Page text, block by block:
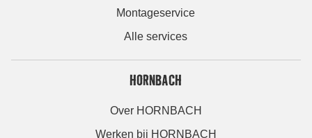
Montageservice
Alle services
HORNBACH
Over HORNBACH
Werken bij HORNBACH